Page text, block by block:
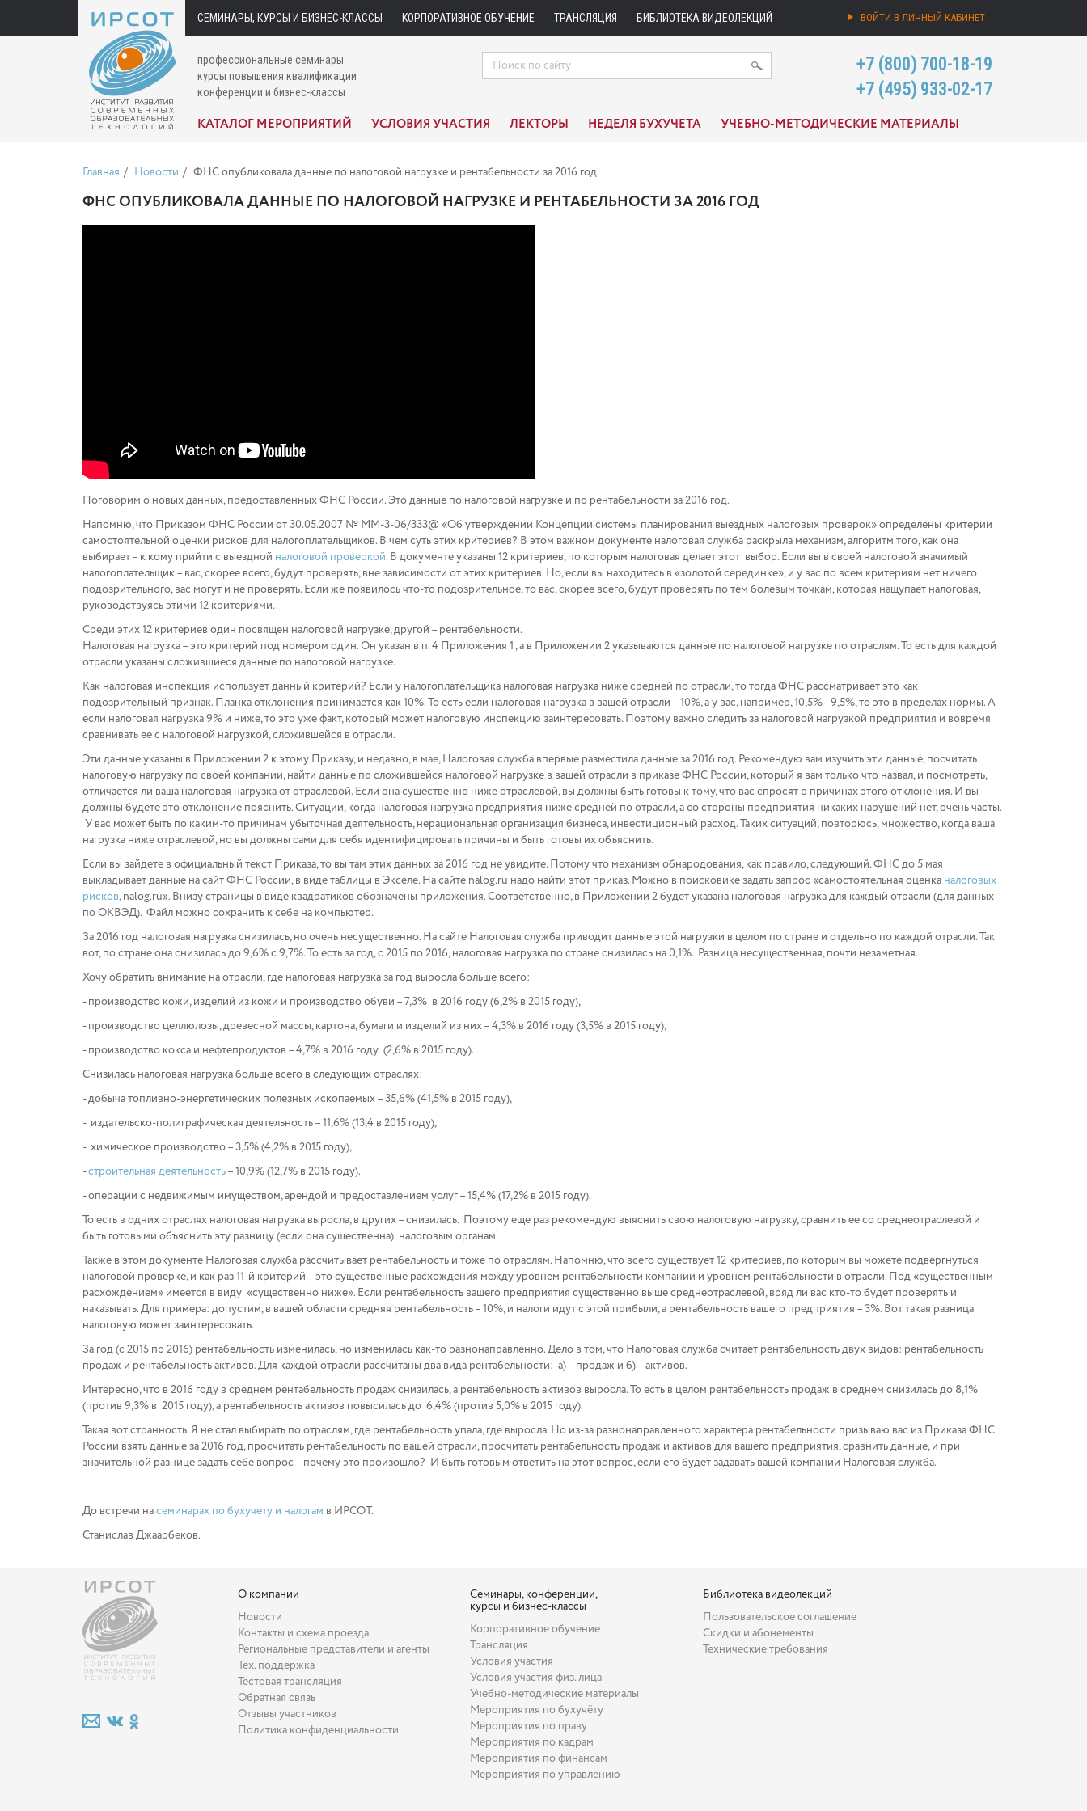
СЕМИНАРЫ, КУРСЫ И БИЗНЕС-КЛАССЫ КОРПОРАТИВНОЕ ОБУЧЕНИЕ ТРАНСЛЯЦИЯ БИБЛИОТЕКА ВИДЕОЛЕКЦИЙ ВОЙТИ В ЛИЧНЫЙ КАБИНЕТ
профессиональные семинары
курсы повышения квалификации
конференции и бизнес-классы
+7 (800) 700-18-19
+7 (495) 933-02-17
КАТАЛОГ МЕРОПРИЯТИЙ УСЛОВИЯ УЧАСТИЯ ЛЕКТОРЫ НЕДЕЛЯ БУХУЧЕТА УЧЕБНО-МЕТОДИЧЕСКИЕ МАТЕРИАЛЫ
Главная Новости ФНС опубликовала данные по налоговой нагрузке и рентабельности за 2016 год
ФНС ОПУБЛИКОВАЛА ДАННЫЕ ПО НАЛОГОВОЙ НАГРУЗКЕ И РЕНТАБЕЛЬНОСТИ ЗА 2016 ГОД
Поговорим о новых данных, предоставленных ФНС России. Это данные по налоговой нагрузке и по рентабельности за 2016 год.
Напомню, что Приказом ФНС России от 30.05.2007 № ММ-3-06/333@ «Об утверждении Концепции системы планирования выездных налоговых проверок» определены критерии
самостоятельной оценки рисков для налогоплательщиков. В чем суть этих критериев? В этом важном документе налоговая служба раскрыла механизм, алгоритм того, как она
выбирает – к кому прийти с выездной налоговой проверкой. В документе указаны 12 критериев, по которым налоговая делает этот выбор. Если вы в своей налоговой значимый
налогоплательщик – вас, скорее всего, будут проверять, вне зависимости от этих критериев. Но, если вы находитесь в «золотой серединке», и у вас по всем критериям нет ничего
подозрительного, вас могут и не проверять. Если же появилось что-то подозрительное, то вас, скорее всего, будут проверять по тем болевым точкам, которая нащупает налоговая,
руководствуясь этими 12 критериями.
Среди этих 12 критериев один посвящен налоговой нагрузке, другой – рентабельности.
Налоговая нагрузка – это критерий под номером один. Он указан в п. 4 Приложения 1 , а в Приложении 2 указываются данные по налоговой нагрузке по отраслям. То есть для каждой
отрасли указаны сложившиеся данные по налоговой нагрузке.
Как налоговая инспекция использует данный критерий? Если у налогоплательщика налоговая нагрузка ниже средней по отрасли, то тогда ФНС рассматривает это как
подозрительный признак. Планка отклонения принимается как 10%. То есть если налоговая нагрузка в вашей отрасли – 10%, а у вас, например, 10,5% –9,5%, то это в пределах нормы. А
если налоговая нагрузка 9% и ниже, то это уже факт, который может налоговую инспекцию заинтересовать. Поэтому важно следить за налоговой нагрузкой предприятия и вовремя
сравнивать ее с налоговой нагрузкой, сложившейся в отрасли.
Эти данные указаны в Приложении 2 к этому Приказу, и недавно, в мае, Налоговая служба впервые разместила данные за 2016 год. Рекомендую вам изучить эти данные, посчитать
налоговую нагрузку по своей компании, найти данные по сложившейся налоговой нагрузке в вашей отрасли в приказе ФНС России, который я вам только что назвал, и посмотреть,
отличается ли ваша налоговая нагрузка от отраслевой. Если она существенно ниже отраслевой, вы должны быть готовы к тому, что вас спросят о причинах этого отклонения. И вы
должны будете это отклонение пояснить. Ситуации, когда налоговая нагрузка предприятия ниже средней по отрасли, а со стороны предприятия никаких нарушений нет, очень часты.
У вас может быть по каким-то причинам убыточная деятельность, нерациональная организация бизнеса, инвестиционный расход. Таких ситуаций, повторюсь, множество, когда ваша
нагрузка ниже отраслевой, но вы должны сами для себя идентифицировать причины и быть готовы их объяснить.
Если вы зайдете в официальный текст Приказа, то вы там этих данных за 2016 год не увидите. Потому что механизм обнародования, как правило, следующий. ФНС до 5 мая
выкладывает данные на сайт ФНС России, в виде таблицы в Экселе. На сайте nalog.ru надо найти этот приказ. Можно в поисковике задать запрос «самостоятельная оценка налоговых
рисков, nalog.ru». Внизу страницы в виде квадратиков обозначены приложения. Соответственно, в Приложении 2 будет указана налоговая нагрузка для каждый отрасли (для данных
по ОКВЭД). Файл можно сохранить к себе на компьютер.
За 2016 год налоговая нагрузка снизилась, но очень несущественно. На сайте Налоговая служба приводит данные этой нагрузки в целом по стране и отдельно по каждой отрасли. Так
вот, по стране она снизилась до 9,6% с 9,7%. То есть за год, с 2015 по 2016, налоговая нагрузка по стране снизилась на 0,1%. Разница несущественная, почти незаметная.
Хочу обратить внимание на отрасли, где налоговая нагрузка за год выросла больше всего:
- производство кожи, изделий из кожи и производство обуви – 7,3% в 2016 году (6,2% в 2015 году),
- производство целлюлозы, древесной массы, картона, бумаги и изделий из них – 4,3% в 2016 году (3,5% в 2015 году),
- производство кокса и нефтепродуктов – 4,7% в 2016 году (2,6% в 2015 году).
Снизилась налоговая нагрузка больше всего в следующих отраслях:
- добыча топливно-энергетических полезных ископаемых – 35,6% (41,5% в 2015 году),
- издательско-полиграфическая деятельность – 11,6% (13,4 в 2015 году),
- химическое производство – 3,5% (4,2% в 2015 году),
-строительная деятельность– 10,9% (12,7% в 2015 году).
- операции с недвижимым имуществом, арендой и предоставлением услуг – 15,4% (17,2% в 2015 году).
То есть в одних отраслях налоговая нагрузка выросла, в других – снизилась. Поэтому еще раз рекомендую выяснить свою налоговую нагрузку, сравнить ее со среднеотраслевой и
быть готовыми объяснить эту разницу (если она существенна) налоговым органам.
Также в этом документе Налоговая служба рассчитывает рентабельность и тоже по отраслям. Напомню, что всего существует 12 критериев, по которым вы можете подвергнуться
налоговой проверке, и как раз 11-й критерий – это существенные расхождения между уровнем рентабельности компании и уровнем рентабельности в отрасли. Под «существенным
расхождением» имеется в виду «существенно ниже». Если рентабельность вашего предприятия существенно выше среднеотраслевой, вряд ли вас кто-то будет проверять и
наказывать. Для примера: допустим, в вашей области средняя рентабельность – 10%, и налоги идут с этой прибыли, а рентабельность вашего предприятия – 3%. Вот такая разница
налоговую может заинтересовать.
За год (с 2015 по 2016) рентабельность изменилась, но изменилась как-то разнонаправленно. Дело в том, что Налоговая служба считает рентабельность двух видов: рентабельность
продаж и рентабельность активов. Для каждой отрасли рассчитаны два вида рентабельности: а) – продаж и б) – активов.
Интересно, что в 2016 году в среднем рентабельность продаж снизилась, а рентабельность активов выросла. То есть в целом рентабельность продаж в среднем снизилась до 8,1%
(против 9,3% в 2015 году), а рентабельность активов повысилась до 6,4% (против 5,0% в 2015 году).
Такая вот странность. Я не стал выбирать по отраслям, где рентабельность упала, где выросла. Но из-за разнонаправленного характера рентабельности призываю вас из Приказа ФНС
России взять данные за 2016 год, просчитать рентабельность по вашей отрасли, просчитать рентабельность продаж и активов для вашего предприятия, сравнить данные, и при
значительной разнице задать себе вопрос – почему это произошло? И быть готовым ответить на этот вопрос, если его будет задавать вашей компании Налоговая служба.
До встречи насеминарах по бухучету и налогам в ИРСОТ.
Станислав Джаарбеков.
О компании
Новости
Контакты и схема проезда
Региональные представители и агенты
Тех. поддержка
Тестовая трансляция
Обратная связь
Отзывы участников
Политика конфиденциальности
Семинары, конференции,
курсы и бизнес-классы
Корпоративное обучение
Трансляция
Условия участия
Условия участия физ. лица
Учебно-методические материалы
Мероприятия по бухучёту
Мероприятия по праву
Мероприятия по кадрам
Мероприятия по финансам
Мероприятия по управлению
Библиотека видеолекций
Пользовательское соглашение
Скидки и абонементы
Технические требования